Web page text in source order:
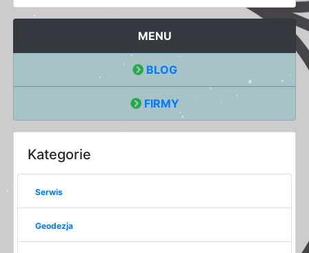
MENU
BLOG
FIRMY
Kategorie
Serwis
Geodezja